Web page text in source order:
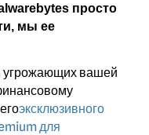
просто
мы ее
угрожающих вашей
эксклюзивного
для